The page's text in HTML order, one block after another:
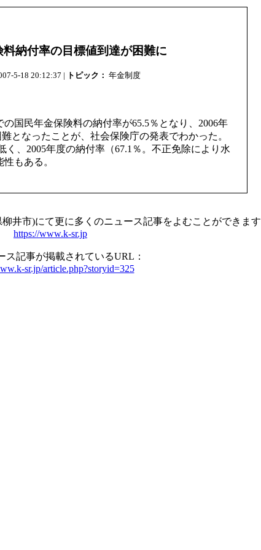
料納付率の目標値到達が困難に
5-18 20:12:37 | トピック： 年金制度
の国民年金保険料の納付率が65.5％となり、2006年
となったことが、社会保険庁の発表でわかった。
く、2005年度の納付率（67.1％。不正免除により水
もある。
井市)にて更に多くのニュース記事をよむことができます
https://www.k-sr.jp
ス記事が掲載されているURL：
sr.jp/article.php?storyid=325